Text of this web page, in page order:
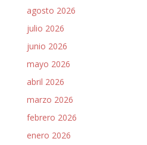
agosto 2026
julio 2026
junio 2026
mayo 2026
abril 2026
marzo 2026
febrero 2026
enero 2026